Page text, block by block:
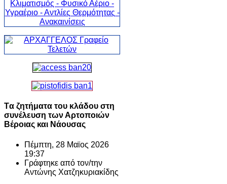
Tα ζητήματα του κλάδου στη
συνέλευση των Αρτοποιών
Βέροιας και Νάουσας
Πέμπτη, 28 Μαϊος 2026
19:37
Γράφτηκε από τον/την
Αντώνης Χατζηκυριακίδης